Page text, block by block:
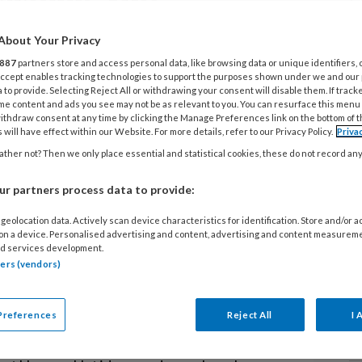
onlangs een werkschuur in
in Harmelen. Hier kunnen
rommelen en werken, terwijl
wacht houdt: ‘Sommige
van tevoren klaar om te gaan
in de werkschuur van verpleeghuis
van zorgorganisatie De Rijnhoven,
Your Privacy
887 partners store and access personal data, like browsing data or unique identifiers,
enables tracking technologies to support the purposes shown under we and
to provide. Selecting Reject All or withdrawing your consent will disable them. If
content and ads you see may not be as relevant to you. You can resurface this
consent at any time by clicking the Manage Preferences link on the bottom of
will have effect within our Website. For more details, refer to our Privacy Policy.
not? Then we only place essential and statistical cookies, these do not record
partners process data to provide:
data. Actively scan device characteristics for identification. Store and/or
a device. Personalised advertising and content, advertising and content
services development.
(vendors)
Reject All I